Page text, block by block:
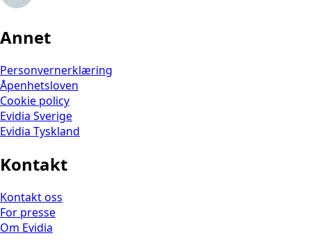
Annet
Personvernerklæring
Åpenhetsloven
Cookie policy
Evidia Sverige
Evidia Tyskland
Kontakt
Kontakt oss
For presse
Om Evidia